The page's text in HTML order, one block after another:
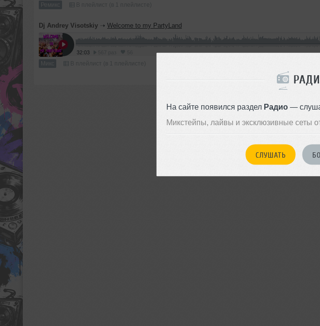
На сайте появился раздел Радио—
Микстейпы, лайвы и эксклюзивные сеты
СЛУШАТЬ
Ремикс В плейлист (в 1 плейлисте)
Dj Andrey Visotskiy ➝ Welcome to my PartyLand
32:03
Микс В плейлист (в 1 плейлисте)